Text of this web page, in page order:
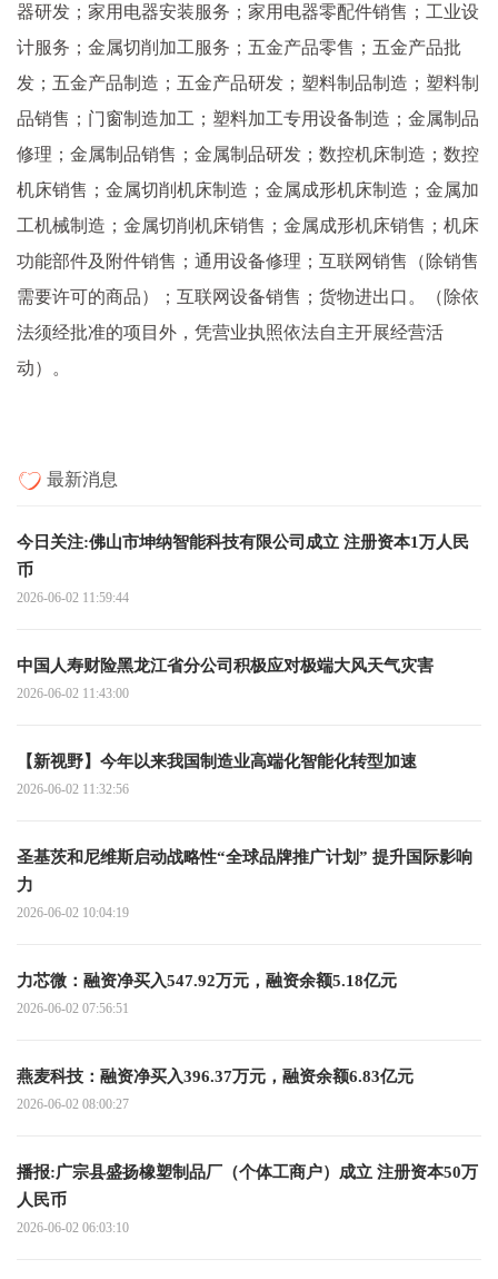
器研发；家用电器安装服务；家用电器零配件销售；工业设
计服务；金属切削加工服务；五金产品零售；五金产品批
发；五金产品制造；五金产品研发；塑料制品制造；塑料制
品销售；门窗制造加工；塑料加工专用设备制造；金属制品
修理；金属制品销售；金属制品研发；数控机床制造；数控
机床销售；金属切削机床制造；金属成形机床制造；金属加
工机械制造；金属切削机床销售；金属成形机床销售；机床
功能部件及附件销售；通用设备修理；互联网销售（除销售
需要许可的商品）；互联网设备销售；货物进出口。（除依
法须经批准的项目外，凭营业执照依法自主开展经营活
动）。
最新消息
今日关注:佛山市坤纳智能科技有限公司成立 注册资本1万人民
币
2026-06-02 11:59:44
中国人寿财险黑龙江省分公司积极应对极端大风天气灾害
2026-06-02 11:43:00
【新视野】今年以来我国制造业高端化智能化转型加速
2026-06-02 11:32:56
圣基茨和尼维斯启动战略性“全球品牌推广计划” 提升国际影响
力
2026-06-02 10:04:19
力芯微：融资净买入547.92万元，融资余额5.18亿元
2026-06-02 07:56:51
燕麦科技：融资净买入396.37万元，融资余额6.83亿元
2026-06-02 08:00:27
播报:广宗县盛扬橡塑制品厂（个体工商户）成立 注册资本50万
人民币
2026-06-02 06:03:10